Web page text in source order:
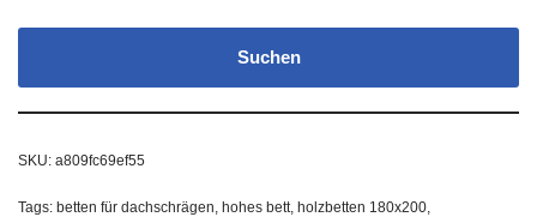
Suchen
SKU: a809fc69ef55
Tags: betten für dachschrägen, hohes bett, holzbetten 180x200,